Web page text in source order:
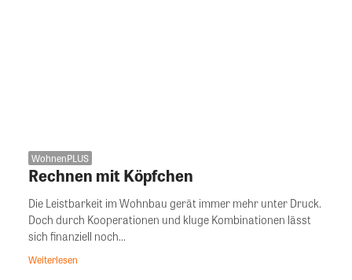
WohnenPLUS
Rechnen mit Köpfchen
Die Leistbarkeit im Wohnbau gerät immer mehr unter Druck.
Doch durch Kooperationen und kluge Kombinationen lässt
sich finanziell noch...
Weiterlesen